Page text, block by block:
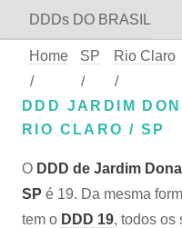
DDDs DO BRASIL
Home
/
SP
/
Rio Claro
/
DDD JARDIM
RIO CLARO / SP
O DDD de Jardim
SP é 19. Da mesma
tem o DDD 19, todos os